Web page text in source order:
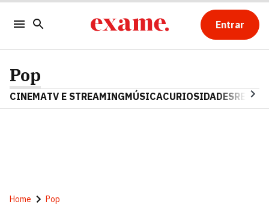
Entrar
Pop
CINEMATV E STREAMINGMÚSICACURIOSIDADES
Home Pop